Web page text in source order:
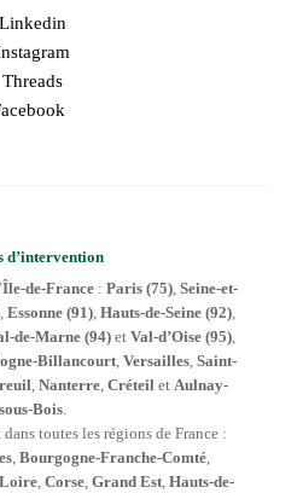
Linkedin
Threads
d’intervention
Île-de-France : Paris (75) Seine-et-
Essonne (91) Hauts-de-Seine (92)
de-Marne (94)et Val-d’Oise (95),
Billancourt Versailles Saint-
Nanterre, Créteil et Aulnay-
sous-Bois
toutes les régions de France :
Bourgogne-Franche-Comté
, Corse, Grand Est, Hauts-de-